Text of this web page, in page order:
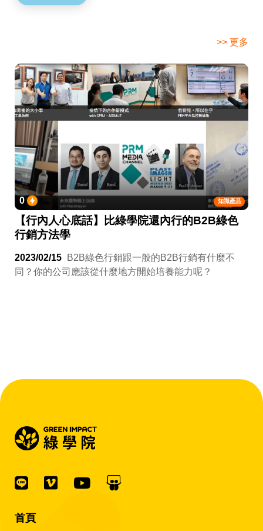
>> 更多
知識產品
0
【行內人心底話】比綠學院還內行的B2B綠色
行銷方法學
2023/02/15
B2B綠色行銷跟一般的B2B行銷有什麼不
同？你的公司應該從什麼地方開始培養能力呢？
首頁